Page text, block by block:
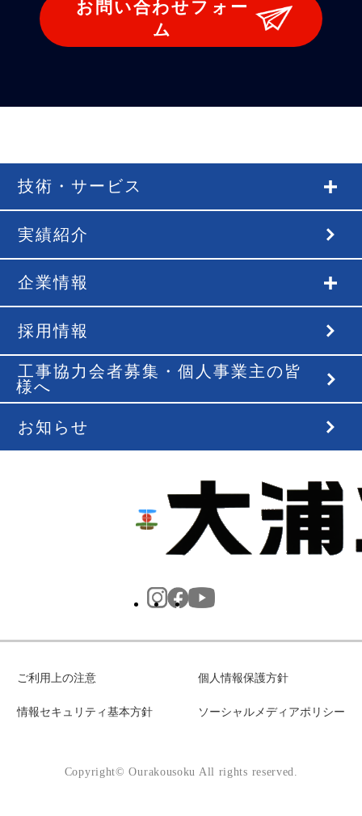
お問い合わせフォー
ム
技術・サービス
実績紹介
企業情報
採用情報
工事協力会者募集・個人事業主の皆
様へ
お知らせ
ご利用上の注意 個人情報保護方針
情報セキュリティ基本方針 ソーシャルメディアポリシー
Copyright© Ourakousoku All rights reserved.